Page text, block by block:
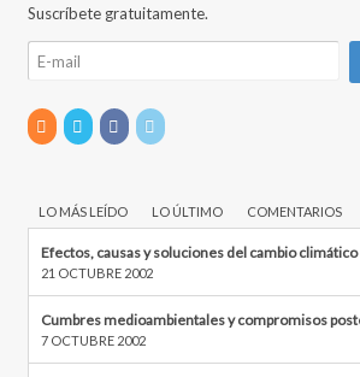
Suscríbete gratuitamente.
LO MÁS LEÍDO LO ÚLTIMO COMENTARIOS
Efectos, causas y soluciones del cambio climático
21 OCTUBRE 2002
Cumbres medioambientales y compromisos
7 OCTUBRE 2002